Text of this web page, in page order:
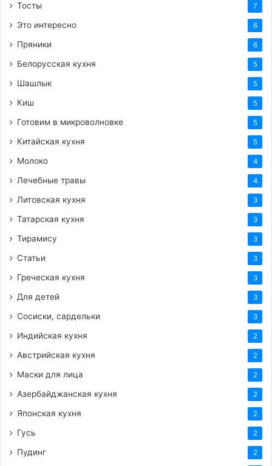
Тосты 7
Это интересно 6
Пряники 6
Белорусская кухня 5
Шашлык 5
Киш 5
Готовим в микроволновке 5
Китайская кухня 5
Молоко 4
Лечебные травы 4
Литовская кухня 3
Татарская кухня 3
Тирамису 3
Статьи 3
Греческая кухня 3
Для детей 3
Сосиски, сардельки 3
Индийская кухня 2
Австрийская кухня 2
Маски для лица 2
Азербайджанская кухня 2
Японская кухня 2
Гусь 2
Пудинг 2